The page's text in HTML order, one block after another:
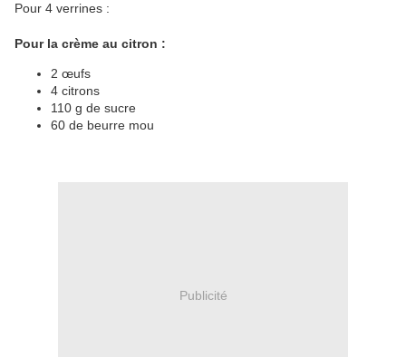
Pour 4 verrines :
Pour la crème au citron :
2 œufs
4 citrons
110 g de sucre
60 de beurre mou
Publicité